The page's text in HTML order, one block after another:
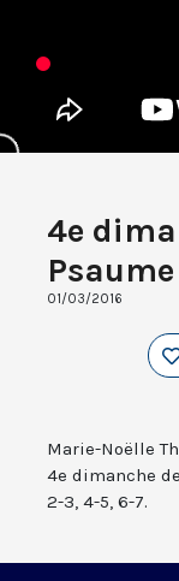
4e
Psaume
01/03/2016
Marie-Noëlle
4e dimanche
2-3, 4-5, 6-7.